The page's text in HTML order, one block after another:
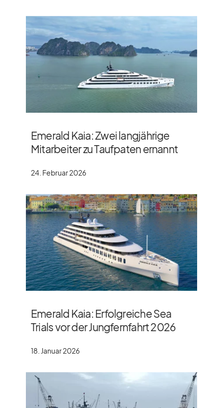
Emerald Kaia: Zwei langjährige
Mitarbeiter zu Taufpaten ernannt
24. Februar 2026
Emerald Kaia: Erfolgreiche Sea
Trials vor der Jungfernfahrt 2026
18. Januar 2026